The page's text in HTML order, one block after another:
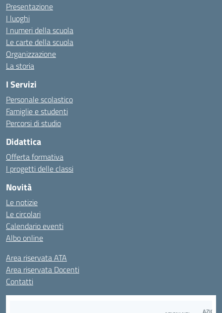
Presentazione
I luoghi
I numeri della scuola
Le carte della scuola
Organizzazione
La storia
I Servizi
Personale scolastico
Famiglie e studenti
Percorsi di studio
Didattica
Offerta formativa
I progetti delle classi
Novità
Le notizie
Le circolari
Calendario eventi
Albo online
Area riservata ATA
Area riservata Docenti
Contatti